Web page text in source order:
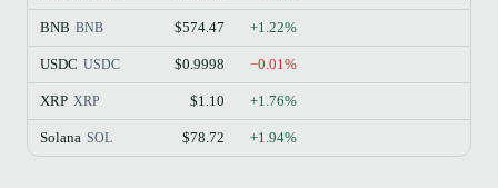
BNB BNB $574.47 +1.22%
USDC USDC $0.9998 −0.01%
XRP XRP $1.10 +1.76%
Solana SOL $78.72 +1.94%